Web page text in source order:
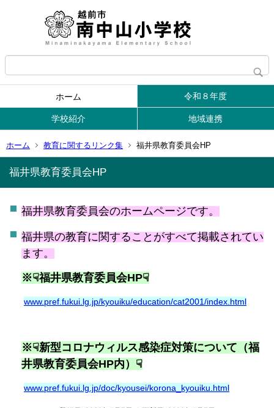
ホーム 令和８年度
学校紹介 地域連携
ホーム 教育に関するリンク集 福井県教育委員会HP
福井県教育委員会HP
福井県教育委員会のホームページです。
福井県の教育に関することがすべて掲載されてい
ます。
※☟福井県教育委員会HP☟
www.pref.fukui.lg.jp/kyouiku/education/cat2001/index.html
※☟新型コロナウィルス感染症対策について（福
井県教育委員会HP内）☟
www.pref.fukui.lg.jp/doc/kyousei/korona_kyouiku.html